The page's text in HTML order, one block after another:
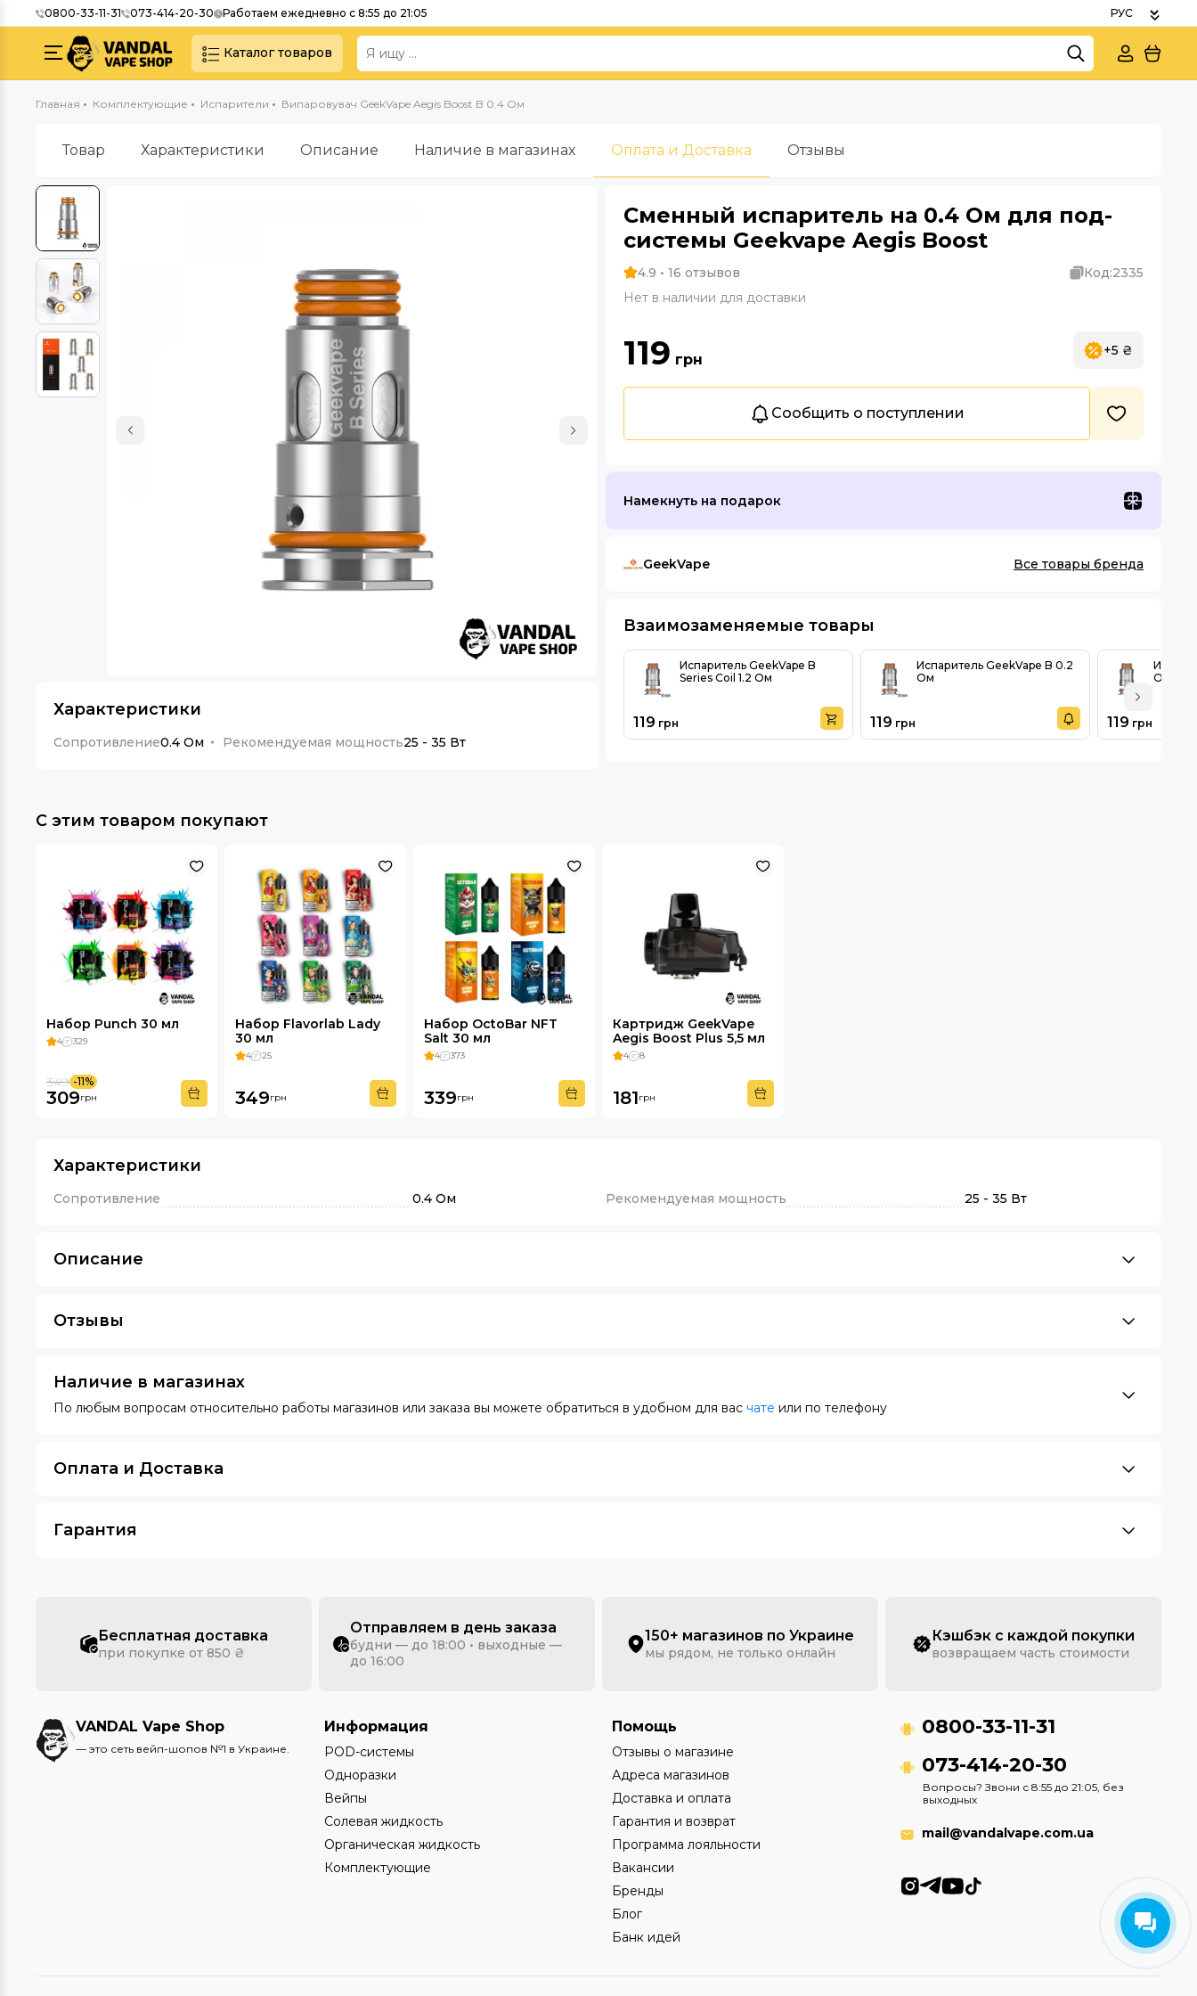
0800-33-11-31 073-414-20-30 Работаем ежедневно с 8:55 до 21:05
Каталог товаров
Главная Комплектующие Испарители Випаровувач GeekVape Aegis Boost B 0.4 Ом
Товар Характеристики Описание Наличие в магазинах Оплата и Доставка Отзывы
Характеристики
Сопротивление0.4 Ом Рекомендуемая мощность25 - 35 Вт
Сменный испаритель на 0.4 Ом для под-
системы Geekvape Aegis Boost
4.9 • 16 отзывов Код:2335
Нет в наличии для доставки
119 грн
+5 ₴
Сообщить о поступлении
Намекнуть на подарок
GeekVape Все товары бренда
Взаимозаменяемые товары
Испаритель GeekVape B
Series Coil 1.2 Ом
119 грн
Испаритель GeekVape B 0.2
Ом
119 грн
Ом
119 грн
С этим товаром покупают
Набор Punch 30 мл
4 329
309грн
349 -11%
Набор Flavorlab Lady
30 мл
4 25
349грн
Набор OctoBar NFT
Salt 30 мл
4 373
339грн
Картридж GeekVape
Aegis Boost Plus 5,5 мл
4 8
181грн
Характеристики
Сопротивление 0.4 Ом Рекомендуемая мощность 25 - 35 Вт
Описание
Отзывы
Наличие в магазинах
По любым вопросам относительно работы магазинов или заказа вы можете обратиться в удобном для вас чате или по телефону
Оплата и Доставка
Гарантия
Бесплатная доставка
при покупке от 850 ₴
Отправляем в день заказа
будни — до 18:00 • выходные —
до 16:00
150+ магазинов по Украине
мы рядом, не только онлайн
Кэшбэк с каждой покупки
возвращаем часть стоимости
VANDAL Vape Shop
— это сеть вейп-шопов №1 в Украине.
Информация
POD-системы
Одноразки
Вейпы
Солевая жидкость
Органическая жидкость
Комплектующие
Помощь
Отзывы о магазине
Адреса магазинов
Доставка и оплата
Гарантия и возврат
Программа лояльности
Вакансии
Бренды
Блог
Банк идей
0800-33-11-31
073-414-20-30
Вопросы? Звони с 8:55 до 21:05, без
выходных
mail@vandalvape.com.ua